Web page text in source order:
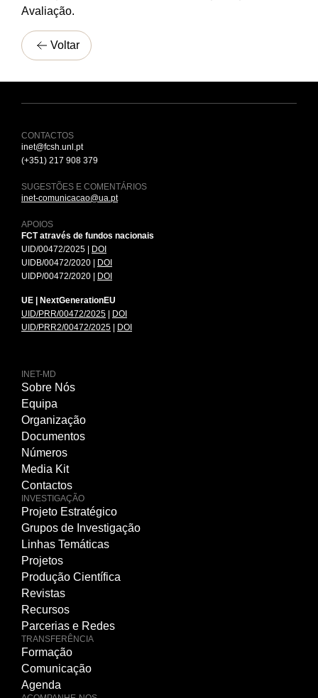
Avaliação.
Voltar
CONTACTOS
inet@fcsh.unl.pt
(+351) 217 908 379
SUGESTÕES E COMENTÁRIOS
inet-comunicacao@ua.pt
APOIOS
FCT através de fundos nacionais
UID/00472/2025 |
DOI
UIDB/00472/2020 |
DOI
UIDP/00472/2020 |
DOI
UE | NextGenerationEU
UID/PRR/00472/2025
DOI
UID/PRR2/00472/2025
DOI
INET-MD
Sobre Nós
Equipa
Organização
Documentos
Números
Media Kit
Contactos
INVESTIGAÇÃO
Projeto Estratégico
Grupos de Investigação
Linhas Temáticas
Projetos
Produção Científica
Revistas
Recursos
Parcerias e Redes
TRANSFERÊNCIA
Formação
Comunicação
Agenda